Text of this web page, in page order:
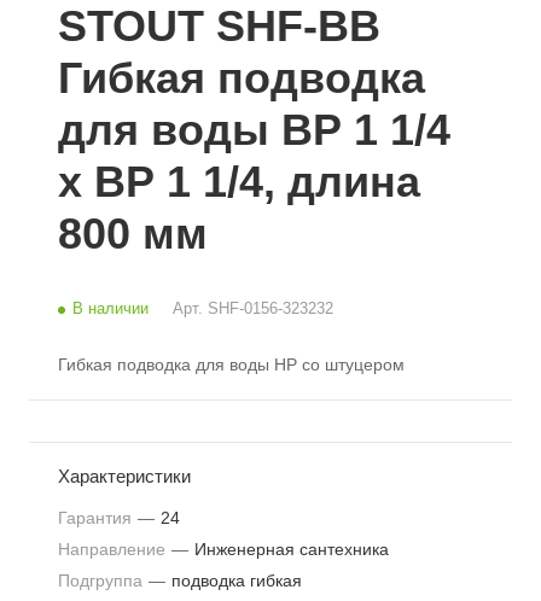
STOUT SHF-ВВ
Гибкая подводка
для воды ВР 1 1/4
х ВР 1 1/4, длина
800 мм
В наличии Арт. SHF-0156-323232
Гибкая подводка для воды НР со штуцером
Характеристики
Гарантия — 24
Направление — Инженерная сантехника
Подгруппа — подводка гибкая